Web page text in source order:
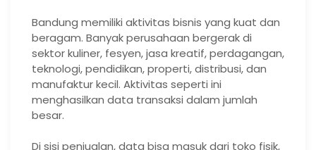
Bandung memiliki aktivitas bisnis yang kuat dan
beragam. Banyak perusahaan bergerak di
sektor kuliner, fesyen, jasa kreatif, perdagangan,
teknologi, pendidikan, properti, distribusi, dan
manufaktur kecil. Aktivitas seperti ini
menghasilkan data transaksi dalam jumlah
besar.
Di sisi penjualan, data bisa masuk dari toko fisik,